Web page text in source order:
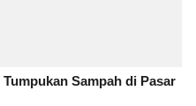
Sampah di Pasar